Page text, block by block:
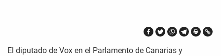
El diputado de Vox en el Parlamento de Canarias y